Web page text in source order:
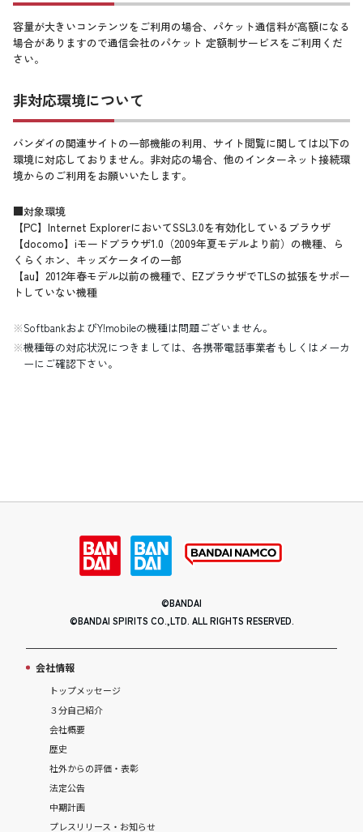
容量が大きいコンテンツをご利用の場合、パケット通信料が高額になる
場合がありますので通信会社のパケット 定額制サービスをご利用くだ
さい。
非対応環境について
バンダイの関連サイトの一部機能の利用、サイト閲覧に関しては以下の
環境に対応しておりません。非対応の場合、他のインターネット接続環
境からのご利用をお願いいたします。
■対象環境
【PC】Internet ExplorerにおいてSSL3.0を有効化しているブラウザ
【docomo】iモードブラウザ1.0（2009年夏モデルより前）の機種、ら
くらくホン、キッズケータイの一部
【au】2012年春モデル以前の機種で、EZブラウザでTLSの拡張をサポー
トしていない機種
SoftbankおよびY!mobileの機種は問題ございません。
機種毎の対応状況につきましては、各携帯電話事業者もしくはメーカ
ーにご確認下さい。
©BANDAI
©BANDAI SPIRITS CO.,LTD. ALL RIGHTS RESERVED.
会社情報
トップメッセージ
３分自己紹介
会社概要
歴史
社外からの評価・表彰
法定公告
中期計画
プレスリリース・お知らせ